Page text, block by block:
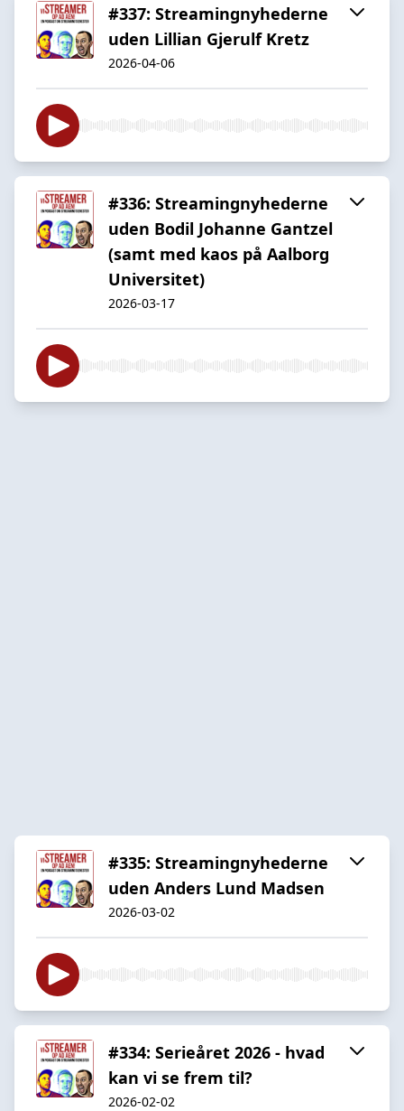
#337: Streamingnyhederne
uden Lillian Gjerulf Kretz
2026-04-06
#336: Streamingnyhederne
uden Bodil Johanne Gantzel
(samt med kaos på Aalborg
Universitet)
2026-03-17
#335: Streamingnyhederne
uden Anders Lund Madsen
2026-03-02
#334: Serieåret 2026 - hvad
kan vi se frem til?
2026-02-02